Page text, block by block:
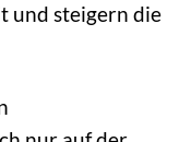
und steigern die